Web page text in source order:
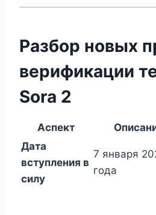
Разбор новых
верификации
Sora 2
Аспект
Дата
вступления в
силу
7 января
года